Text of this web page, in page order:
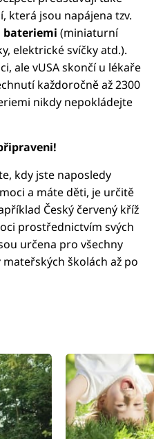
která jsou napájena tzv.
bateriemi (miniaturní
elektrické svíčky atd.).
ale vUSA skončí u lékaře
každoročně až 2300
nikdy nepokládejte
kdy jste naposledy
a máte děti, je určitě
Český červený kříž
prostřednictvím svých
určena pro všechny
školách až po